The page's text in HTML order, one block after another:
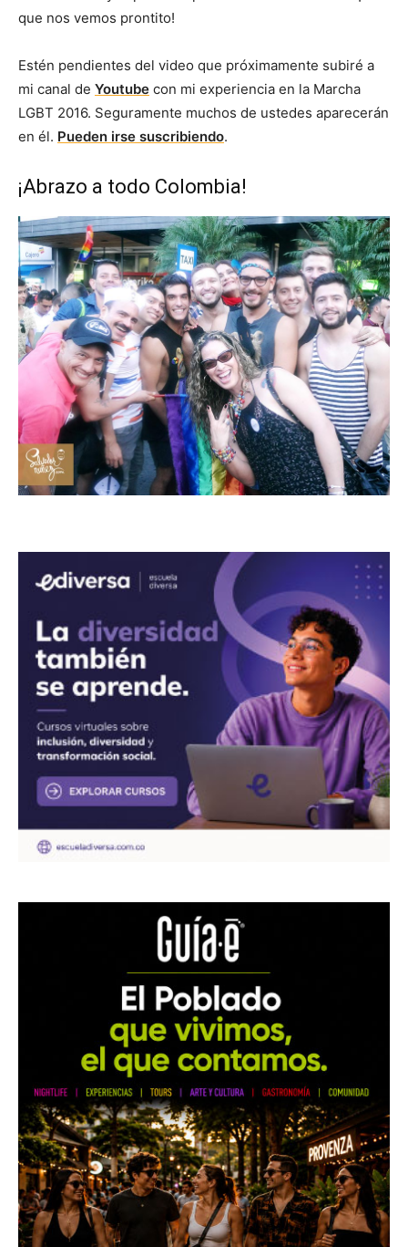
que nos vemos prontito!
Estén pendientes del video que próximamente subiré a
mi canal de Youtube con mi experiencia en la Marcha
LGBT 2016. Seguramente muchos de ustedes aparecerán
en él. Pueden irse suscribiendo.
¡Abrazo a todo Colombia!